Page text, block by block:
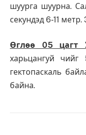
шуурга шуурна.
секундэд 6-11
Өглөө 05 цагт
харьцангуй
гектопаскаль
байна.